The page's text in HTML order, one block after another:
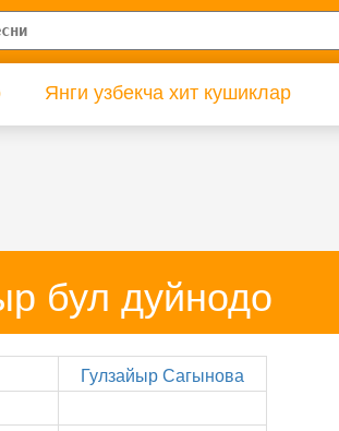
Янги узбекча хит кушиклар
бул дуйнодо
Гулзайыр Сагынова